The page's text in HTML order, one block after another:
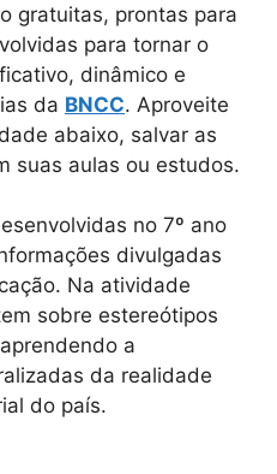
gratuitas, prontas para
para tornar o
dinâmico e
da BNCC. Aproveite
abaixo, salvar as
suas aulas ou estudos.
no 7º ano
divulgadas
Na atividade
sobre estereótipos
a
da realidade
do país.